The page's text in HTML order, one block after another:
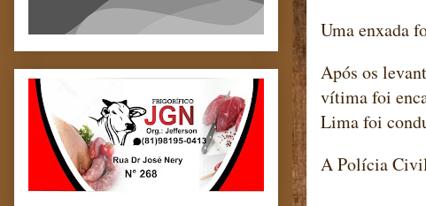
Uma enxada
Após os
vítima foi
Lima foi
A Polícia Civil